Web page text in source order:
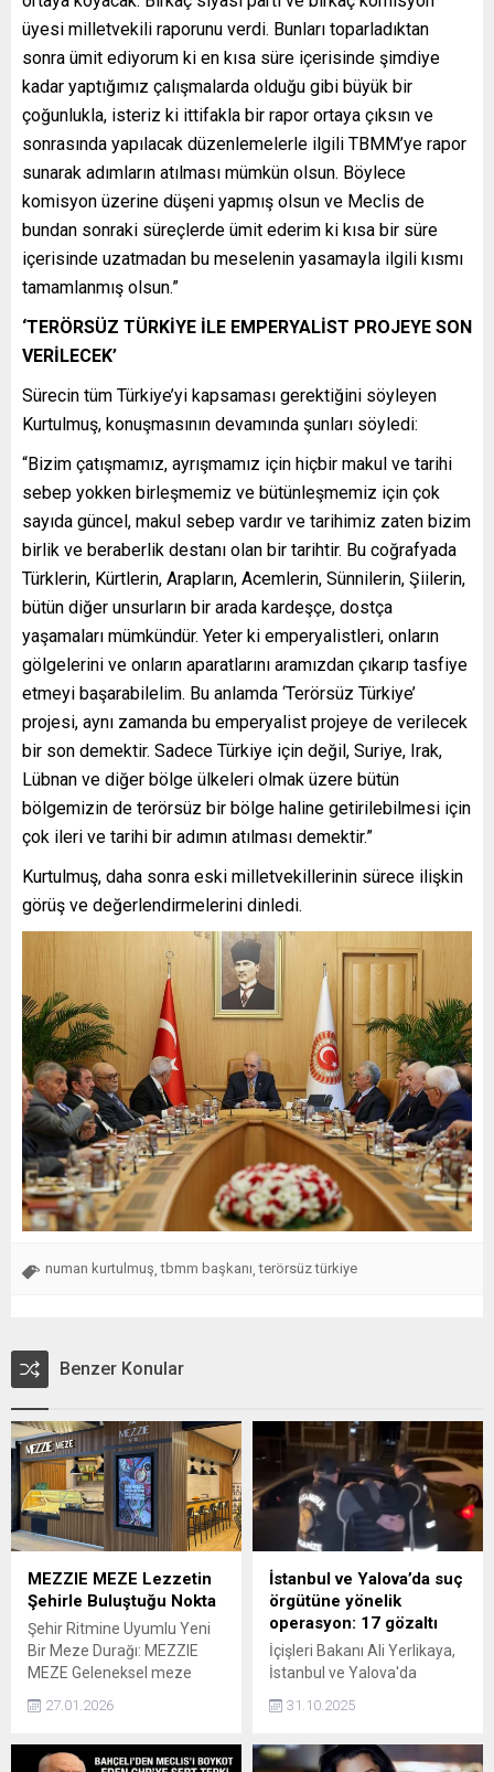
üyesi milletvekili raporunu verdi. Bunları toparladıktan
sonra ümit ediyorum ki en kısa süre içerisinde şimdiye
kadar yaptığımız çalışmalarda olduğu gibi büyük bir
çoğunlukla, isteriz ki ittifakla bir rapor ortaya çıksın ve
sonrasında yapılacak düzenlemelerle ilgili TBMM’ye rapor
sunarak adımların atılması mümkün olsun. Böylece
komisyon üzerine düşeni yapmış olsun ve Meclis de
bundan sonraki süreçlerde ümit ederim ki kısa bir süre
içerisinde uzatmadan bu meselenin yasamayla ilgili kısmı
tamamlanmış olsun.”
‘TERÖRSÜZ TÜRKİYE İLE EMPERYALİST PROJEYE SON
VERİLECEK’
Sürecin tüm Türkiye’yi kapsaması gerektiğini söyleyen
Kurtulmuş, konuşmasının devamında şunları söyledi:
“Bizim çatışmamız, ayrışmamız için hiçbir makul ve tarihi
sebep yokken birleşmemiz ve bütünleşmemiz için çok
sayıda güncel, makul sebep vardır ve tarihimiz zaten bizim
birlik ve beraberlik destanı olan bir tarihtir. Bu coğrafyada
Türklerin, Kürtlerin, Arapların, Acemlerin, Sünnilerin, Şiilerin,
bütün diğer unsurların bir arada kardeşçe, dostça
yaşamaları mümkündür. Yeter ki emperyalistleri, onların
gölgelerini ve onların aparatlarını aramızdan çıkarıp tasfiye
etmeyi başarabilelim. Bu anlamda ‘Terörsüz Türkiye’
projesi, aynı zamanda bu emperyalist projeye de verilecek
bir son demektir. Sadece Türkiye için değil, Suriye, Irak,
Lübnan ve diğer bölge ülkeleri olmak üzere bütün
bölgemizin de terörsüz bir bölge haline getirilebilmesi için
çok ileri ve tarihi bir adımın atılması demektir.”
Kurtulmuş, daha sonra eski milletvekillerinin sürece ilişkin
görüş ve değerlendirmelerini dinledi.
numan kurtulmuş,tbmm başkanı,terörsüz türkiye
Benzer Konular
MEZZIE MEZE Lezzetin
Şehirle Buluştuğu Nokta
Şehir Ritmine Uyumlu Yeni
Bir Meze Durağı: MEZZIE
MEZE Geleneksel meze
yaşamının hızına uyarlayan
ve rafine iş modeliyle
27.01.2026
İstanbul ve Yalova’da suç
örgütüne yönelik
operasyon: 17 gözaltı
İçişleri Bakanı Ali Yerlikaya,
İstanbul ve Yalova'da
örgütüne yönelik
yakalandığını açıkladı.
31.10.2025